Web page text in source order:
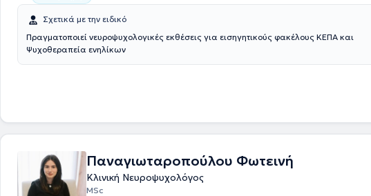
συνεχιζόμενης εκπαίδευσής της έχει παρακολουθήσει πλήθος συνεδριών και
μετεκπαιδευτικών σεμιναρίων, μεταξύ των οποίων το Μετεκπαιδευτικό σεμινάριο
«Ενίσχυση της Ψυχικής Ανθεκτικότητας και Λειτουργικότητας» και το διετές σεμινάριο
Κλινικής Ψυχοπαθολογίας και Κλινικών Δεξιοτήτων στην Ψυχοπαθολογία
«Παναγιώτης Ουλής» της Α' Ψυχιατρικής Κλινικής του Πανεπιστημίου Αθηνών.
Σχετικά με την ειδικό
Πραγματοποιεί νευροψυχολογικές εκθέσεις για εισηγητικούς φακέλους ΚΕΠΑ και
Ψυχοθεραπεία ενηλίκων
Παναγιωταροπούλου Φωτεινή
Κλινική Νευροψυχολόγος
MSc